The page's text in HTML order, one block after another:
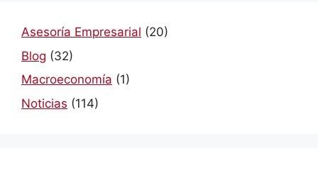
Asesoría Empresarial (20)
Blog (32)
Macroeconomía (1)
Noticias (114)